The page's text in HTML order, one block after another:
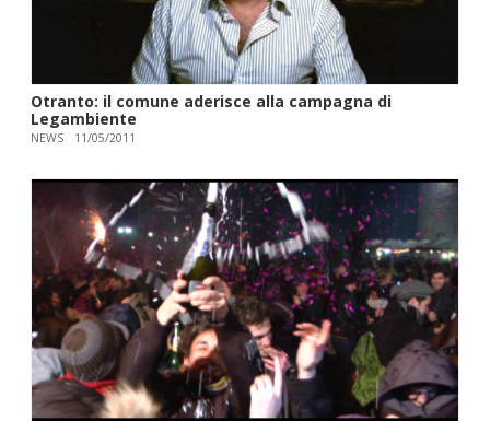
Otranto: il comune aderisce alla campagna di
Legambiente
NEWS 11/05/2011